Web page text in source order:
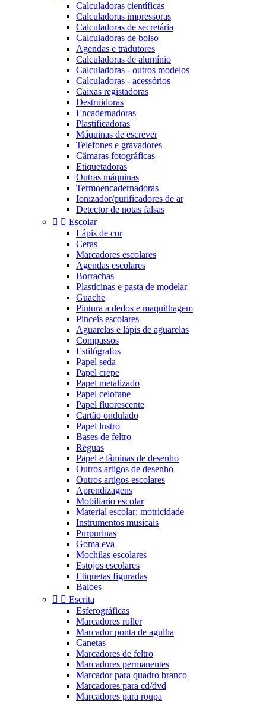
Calculadoras científicas
Calculadoras impressoras
Calculadoras de secretária
Calculadoras de bolso
Agendas e tradutores
Calculadoras de alumínio
Calculadoras - outros modelos
Calculadoras - acessórios
Caixas registadoras
Destruidoras
Encadernadoras
Plastificadoras
Máquinas de escrever
Telefones e gravadores
Câmaras fotográficas
Etiquetadoras
Outras máquinas
Termoencadernadoras
Ionizador/purificadores de ar
Detector de notas falsas
  Escolar
Lápis de cor
Ceras
Marcadores escolares
Agendas escolares
Borrachas
Plasticinas e pasta de modelar
Guache
Pintura a dedos e maquilhagem
Pinceís escolares
Aguarelas e lápis de aguarelas
Compassos
Estilógrafos
Papel seda
Papel crepe
Papel metalizado
Papel celofane
Papel fluorescente
Cartão ondulado
Papel lustro
Bases de feltro
Réguas
Papel e lâminas de desenho
Outros artigos de desenho
Outros artigos escolares
Aprendizagens
Mobiliario escolar
Material escolar: motricidade
Instrumentos musicais
Purpurinas
Goma eva
Mochilas escolares
Estojos escolares
Etiquetas figuradas
Baloes
  Escrita
Esferográficas
Marcadores roller
Marcador ponta de agulha
Canetas
Marcadores de feltro
Marcadores permanentes
Marcador para quadro branco
Marcadores para cd/dvd
Marcadores para roupa